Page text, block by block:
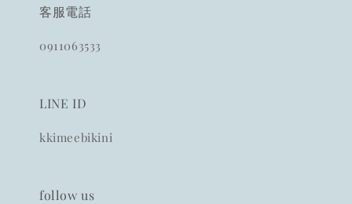
客服電話
0911063533
LINE ID
kkimeebikini
follow us